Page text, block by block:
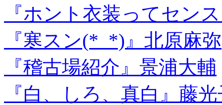
『ホント衣装ってセン
『寒スン(*_*)』北原麻弥
『稽古場紹介』景浦大輔
『白、しろ、真白』藤